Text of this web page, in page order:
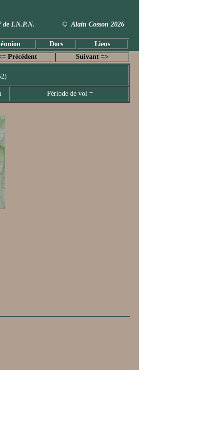
de I.N.P.N. © Alain Cosson 2026
Docs Liens
Précédent Suivant =>
Période de vol =